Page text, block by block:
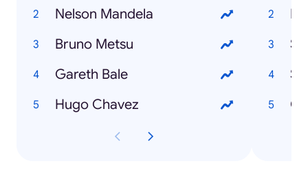
Nelson Mandela
Bruno Metsu
Gareth Bale
Hugo Chavez